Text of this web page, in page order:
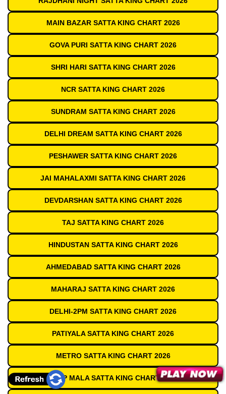
MAIN BAZAR SATTA KING CHART 2026
GOVA PURI SATTA KING CHART 2026
SHRI HARI SATTA KING CHART 2026
NCR SATTA KING CHART 2026
SUNDRAM SATTA KING CHART 2026
DELHI DREAM SATTA KING CHART 2026
PESHAWER SATTA KING CHART 2026
JAI MAHALAXMI SATTA KING CHART 2026
DEVDARSHAN SATTA KING CHART 2026
TAJ SATTA KING CHART 2026
HINDUSTAN SATTA KING CHART 2026
AHMEDABAD SATTA KING CHART 2026
MAHARAJ SATTA KING CHART 2026
DELHI-2PM SATTA KING CHART 2026
PATIYALA SATTA KING CHART 2026
METRO SATTA KING CHART 2026
DEEP MALA SATTA KING CHART 2026